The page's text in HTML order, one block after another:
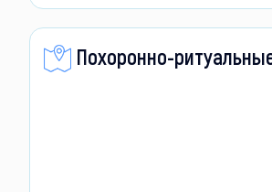
Похоронно-